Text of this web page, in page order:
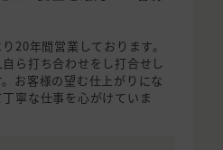
20年間営業しております。
ら打ち合わせをし打合せし
お客様の望む仕上がりにな
寧な仕事を心がけていま